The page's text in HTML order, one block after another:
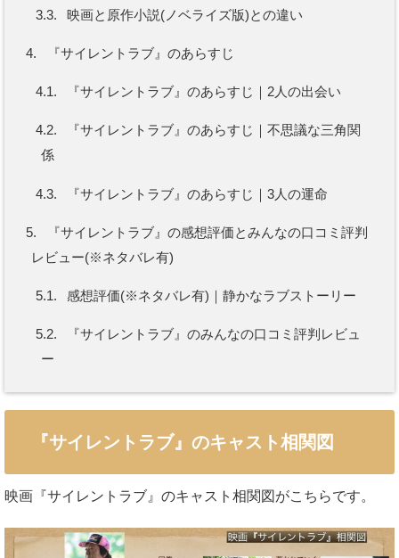
3.3. 映画と原作小説(ノベライズ版)との違い
4. 『サイレントラブ』のあらすじ
4.1. 『サイレントラブ』のあらすじ｜2人の出会い
4.2.
『サイレントラブ』のあらすじ｜不思議な三角関
係
4.3. 『サイレントラブ』のあらすじ｜3人の運命
5.
『サイレントラブ』の感想評価とみんなの口コミ評判
レビュー(※ネタバレ有)
5.1. 感想評価(※ネタバレ有)｜静かなラブストーリー
5.2.
『サイレントラブ』のみんなの口コミ評判レビュ
ー
『サイレントラブ』のキャスト相関図
映画『サイレントラブ』のキャスト相関図がこちらです。